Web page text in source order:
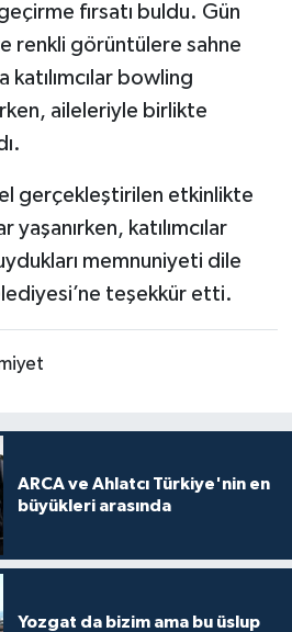
fırsatı buldu. Gün
renkli görüntülere sahne
bowling
aileleriyle birlikte
gerçekleştirilen etkinlikte
yaşanırken, katılımcılar
memnuniyeti dile
teşekkür etti.
ARCA ve Ahlatcı Türkiye'nin en
büyükleri arasında
Yozgat da bizim ama bu üslup